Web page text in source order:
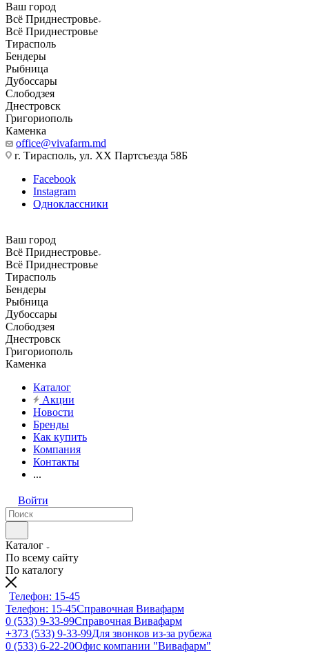
Ваш город
Всё Приднестровье
Всё Приднестровье
Тирасполь
Бендеры
Рыбница
Дубоссары
Слободзея
Днестровск
Григориополь
Каменка
office@vivafarm.md
г. Тирасполь, ул. ХХ Партсъезда 58Б
Facebook
Instagram
Одноклассники
Ваш город
Всё Приднестровье
Всё Приднестровье
Тирасполь
Бендеры
Рыбница
Дубоссары
Слободзея
Днестровск
Григориополь
Каменка
Каталог
Акции
Новости
Бренды
Как купить
Компания
Контакты
...
Войти
Каталог
По всему сайту
По каталогу
Телефон: 15-45
Телефон: 15-45Справочная Вивафарм
0 (533) 9-33-99Справочная Вивафарм
+373 (533) 9-33-99Для звонков из-за рубежа
0 (533) 6-22-20Офис компании "Вивафарм"